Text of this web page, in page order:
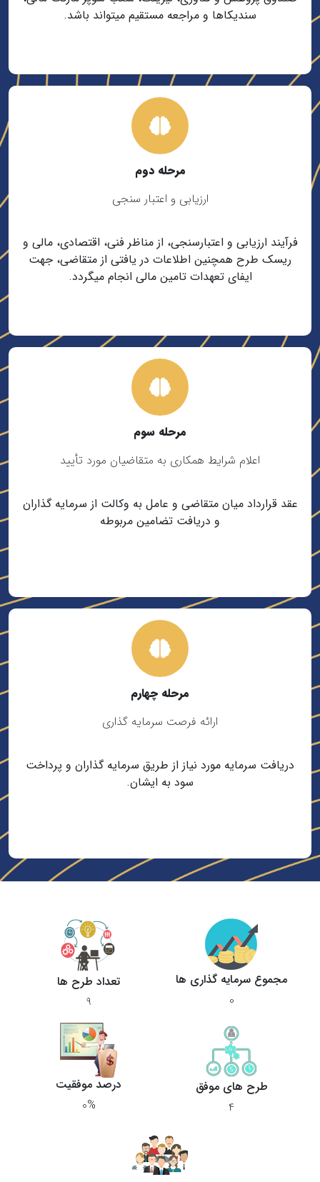
سندیکاها و مراجعه مستقیم میتواند باشد.
مرحله دوم
ارزیابی و اعتبار سنجی
فرآیند ارزیابی و اعتبارسنجی، از مناظر فنی، اقتصادی، مالی و
ریسک طرح همچنین اطلاعات در یافتی از متقاضی، جهت
ایفای تعهدات تامین مالی انجام میگردد.
مرحله سوم
اعلام شرایط همکاری به متقاضیان مورد تأیید
عقد قرارداد میان متقاضی و عامل به وکالت از سرمایه گذاران
و دریافت تضامین مربوطه
مرحله چهارم
ارائه فرصت سرمایه گذاری
دریافت سرمایه مورد نیاز از طریق سرمایه گذاران و پرداخت
سود به ایشان.
مجموع سرمایه گذاری ها
۰
تعداد طرح ها
۹
طرح های موفق
۴
درصد موفقیت
۰%